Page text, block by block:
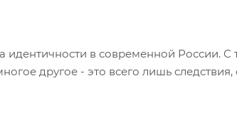
в современной России. С
другое - это всего лишь следствия,